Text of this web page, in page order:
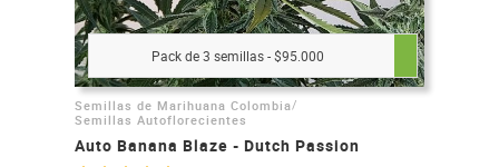
Pack de 3 semillas - $95.000
Semillas de Marihuana Colombia /
Semillas Autoflorecientes
Auto Banana Blaze - Dutch Passion